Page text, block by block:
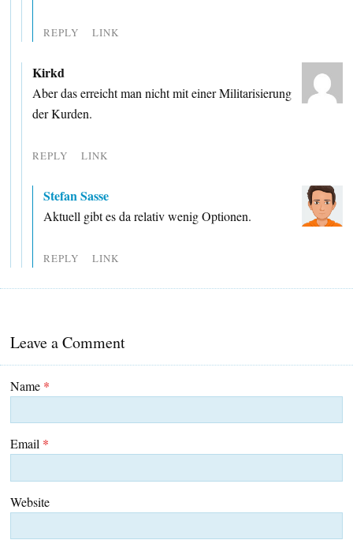
REPLY LINK
Kirkd
Aber das erreicht man nicht mit einer Militarisierung
der Kurden.
REPLY LINK
Stefan Sasse
Aktuell gibt es da relativ wenig Optionen.
REPLY LINK
Leave a Comment
Name *
Email *
Website